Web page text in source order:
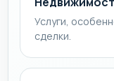
Услуги,
сделки.